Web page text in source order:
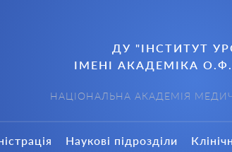
ДУ "ІНСТИТУТ
ІМЕНІ АКАДЕМІКА
НАЦІОНАЛЬНА АКАДЕМІЯ
Наукові підрозділи